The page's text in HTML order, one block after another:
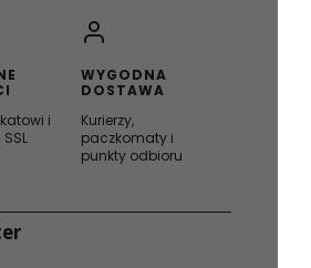
i
WYGODNA
DOSTAWA
Kurierzy,
paczkomaty i
punkty odbioru